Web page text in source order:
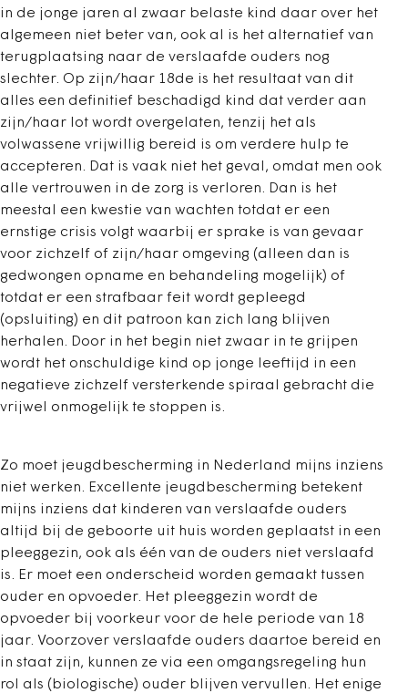
in de jonge jaren al zwaar belaste kind daar over het
algemeen niet beter van, ook al is het alternatief van
terugplaatsing naar de verslaafde ouders nog
slechter. Op zijn/haar 18de is het resultaat van dit
alles een definitief beschadigd kind dat verder aan
zijn/haar lot wordt overgelaten, tenzij het als
volwassene vrijwillig bereid is om verdere hulp te
accepteren. Dat is vaak niet het geval, omdat men ook
alle vertrouwen in de zorg is verloren. Dan is het
meestal een kwestie van wachten totdat er een
ernstige crisis volgt waarbij er sprake is van gevaar
voor zichzelf of zijn/haar omgeving (alleen dan is
gedwongen opname en behandeling mogelijk) of
totdat er een strafbaar feit wordt gepleegd
(opsluiting) en dit patroon kan zich lang blijven
herhalen. Door in het begin niet zwaar in te grijpen
wordt het onschuldige kind op jonge leeftijd in een
negatieve zichzelf versterkende spiraal gebracht die
vrijwel onmogelijk te stoppen is.
Zo moet jeugdbescherming in Nederland mijns inziens
niet werken. Excellente jeugdbescherming betekent
mijns inziens dat kinderen van verslaafde ouders
altijd bij de geboorte uit huis worden geplaatst in een
pleeggezin, ook als één van de ouders niet verslaafd
is. Er moet een onderscheid worden gemaakt tussen
ouder en opvoeder. Het pleeggezin wordt de
opvoeder bij voorkeur voor de hele periode van 18
jaar. Voorzover verslaafde ouders daartoe bereid en
in staat zijn, kunnen ze via een omgangsregeling hun
rol als (biologische) ouder blijven vervullen. Het enige